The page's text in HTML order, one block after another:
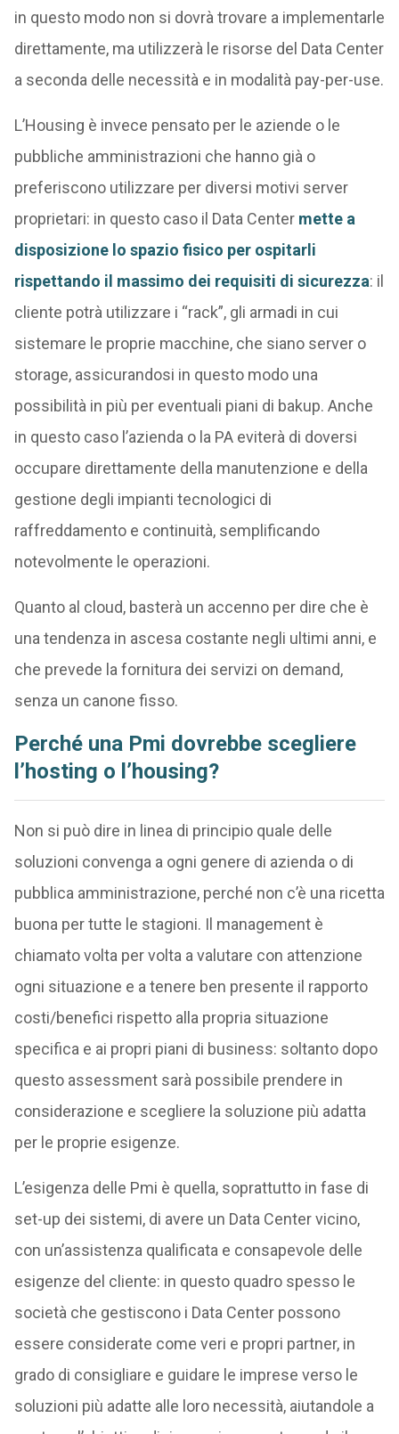
in questo modo non si dovrà trovare a implementarle
direttamente, ma utilizzerà le risorse del Data Center
a seconda delle necessità e in modalità pay-per-use.
L’Housing è invece pensato per le aziende o le
pubbliche amministrazioni che hanno già o
preferiscono utilizzare per diversi motivi server
proprietari: in questo caso il Data Center mette a
disposizione lo spazio fisico per ospitarli
rispettando il massimo dei requisiti di sicurezza: il
cliente potrà utilizzare i “rack”, gli armadi in cui
sistemare le proprie macchine, che siano server o
storage, assicurandosi in questo modo una
possibilità in più per eventuali piani di bakup. Anche
in questo caso l’azienda o la PA eviterà di doversi
occupare direttamente della manutenzione e della
gestione degli impianti tecnologici di
raffreddamento e continuità, semplificando
notevolmente le operazioni.
Quanto al cloud, basterà un accenno per dire che è
una tendenza in ascesa costante negli ultimi anni, e
che prevede la fornitura dei servizi on demand,
senza un canone fisso.
Perché una Pmi dovrebbe scegliere
l’hosting o l’housing?
Non si può dire in linea di principio quale delle
soluzioni convenga a ogni genere di azienda o di
pubblica amministrazione, perché non c’è una ricetta
buona per tutte le stagioni. Il management è
chiamato volta per volta a valutare con attenzione
ogni situazione e a tenere ben presente il rapporto
costi/benefici rispetto alla propria situazione
specifica e ai propri piani di business: soltanto dopo
questo assessment sarà possibile prendere in
considerazione e scegliere la soluzione più adatta
per le proprie esigenze.
L’esigenza delle Pmi è quella, soprattutto in fase di
set-up dei sistemi, di avere un Data Center vicino,
con un’assistenza qualificata e consapevole delle
esigenze del cliente: in questo quadro spesso le
società che gestiscono i Data Center possono
essere considerate come veri e propri partner, in
grado di consigliare e guidare le imprese verso le
soluzioni più adatte alle loro necessità, aiutandole a